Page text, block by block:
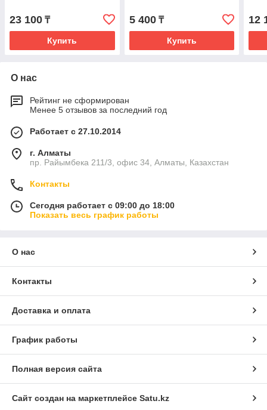
23 100 ₸
Купить
5 400₸
Купить
12
О нас
Рейтинг не сформирован
Менее 5 отзывов за последний год
Работает с 27.10.2014
г. Алматы
пр. Райымбека 211/3, офис 34, Алматы, Казахстан
Контакты
Сегодня работает с 09:00 до 18:00
Показать весь график работы
О нас
Контакты
Доставка и оплата
График работы
Полная версия сайта
Сайт создан на маркетплейсе Satu.kz